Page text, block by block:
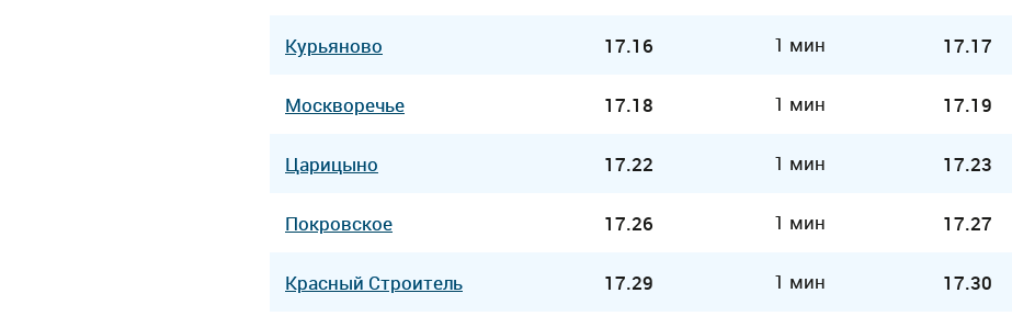
Курьяново 17.16 1 мин 17.17
Москворечье 17.18 1 мин 17.19
Царицыно 17.22 1 мин 17.23
Покровское 17.26 1 мин 17.27
Красный Строитель 17.29 1 мин 17.30